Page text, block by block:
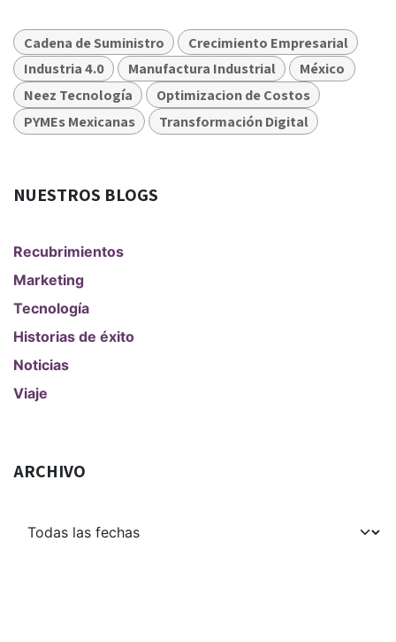
Cadena de Suministro
Crecimiento Empresarial
Industria 4.0
Manufactura Industrial
México
Neez Tecnología
Optimizacion de Costos
PYMEs Mexicanas
Transformación Digital
NUESTROS BLOGS
Recubrimientos
Marketing
Tecnología
Historias de éxito
Noticias
Viaje
ARCHIVO